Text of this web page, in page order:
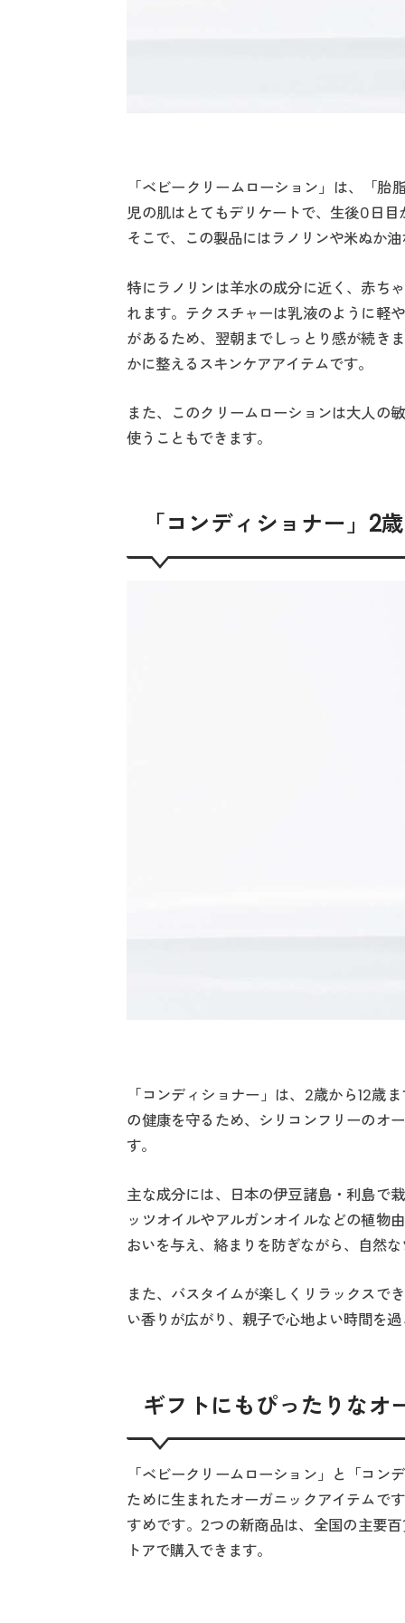
「ベビークリームローション」は、「
児の肌はとてもデリケートで、生後0日
そこで、この製品にはラノリンや米ぬか
特にラノリンは羊水の成分に近く、赤ち
れます。テクスチャーは乳液のように軽
があるため、翌朝までしっとり感が続き
かに整えるスキンケアアイテムです。
また、このクリームローションは大人の
使うこともできます。
「コンディショナー」2
「コンディショナー」は、2歳から12歳
の健康を守るため、シリコンフリーのオ
す。
主な成分には、日本の伊豆諸島・利島で
ッツオイルやアルガンオイルなどの植物
おいを与え、絡まりを防ぎながら、自然
また、バスタイムが楽しくリラックスで
い香りが広がり、親子で心地よい時間を
ギフトにもぴったりなオ
「ベビークリームローション」と「コ
ために生まれたオーガニックアイテムで
すめです。2つの新商品は、全国の主要
トアで購入できます。